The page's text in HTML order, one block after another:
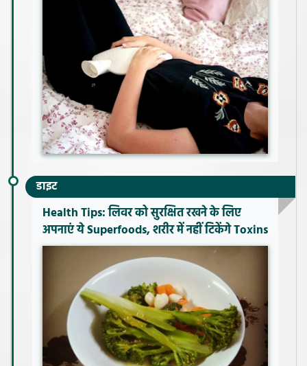
डाइट
Health Tips: लिवर को सुरक्षित रखने के लिए
अपनाएं ये Superfoods, शरीर में नहीं टिकेंगे Toxins